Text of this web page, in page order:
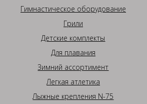
Гимнастическое оборудование
Грили
Детские комплекты
Для плавания
Зимний ассортимент
Легкая атлетика
Лыжные крепления N-75